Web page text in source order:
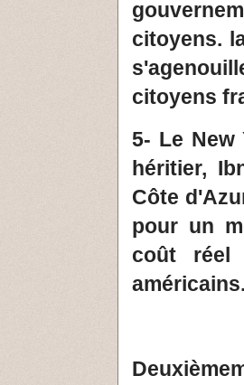
citoyens.
citoyens
5- Le New
héritier,
Côte
pour un
coût